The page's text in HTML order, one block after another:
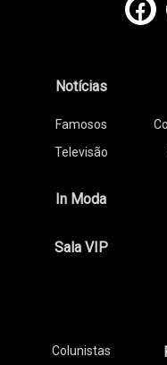
Notícias
Famosos
Televisão
In Moda
Sala VIP
Colunistas